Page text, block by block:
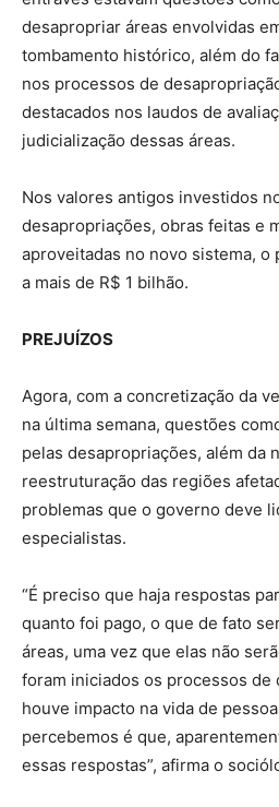
desapropriar áreas envolvidas
tombamento histórico, além do
nos processos de
destacados nos laudos de
judicialização dessas áreas.
Nos valores antigos investidos
desapropriações, obras feitas e
aproveitadas no novo sistema,
a mais de R$ 1 bilhão.
PREJUÍZOS
Agora, com a concretização da
na última semana, questões
pelas desapropriações, além da
reestruturação das regiões
problemas que o governo deve
especialistas.
“É preciso que haja respostas
quanto foi pago, o que de fato
áreas, uma vez que elas não
foram iniciados os processos de
houve impacto na vida de
percebemos é que,
essas respostas”, afirma o